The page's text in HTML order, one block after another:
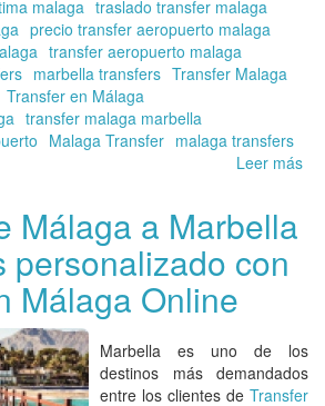
malaga traslado transfer malaga
precio transfer aeropuerto malaga
transfer aeropuerto malaga
marbella transfers Transfer Malaga
Transfer en Málaga
transfer malaga marbella
Malaga Transfer malaga transfers
Leer más
Málaga a Marbella
personalizado con
Málaga Online
Marbella es uno de los
destinos más demandados
entre los clientes de Transfer